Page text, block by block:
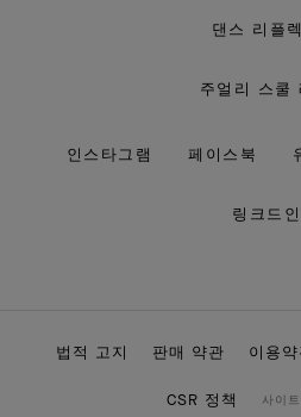
댄스 리플
주얼리 스쿨
인스타그램 페이스북
링크드인
법적 고지 판매 약관 이용
CSR 정책 사이